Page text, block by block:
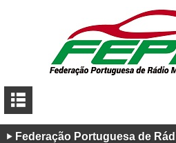
Federação Portuguesa de